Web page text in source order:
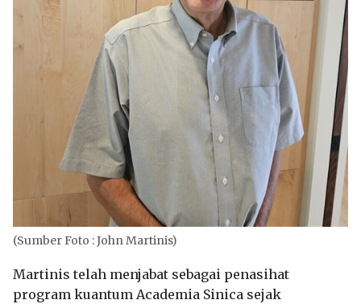
(Sumber Foto : John Martinis)
Martinis telah menjabat sebagai penasihat
program kuantum Academia Sinica sejak